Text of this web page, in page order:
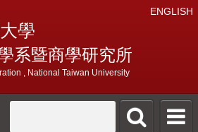
ENGLISH
學
系暨商學研究所
, National Taiwan University